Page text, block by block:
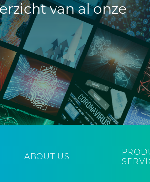
van al onze
ABOUT US